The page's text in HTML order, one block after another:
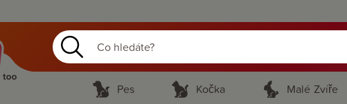
Pes Kočka Malé Zvíře